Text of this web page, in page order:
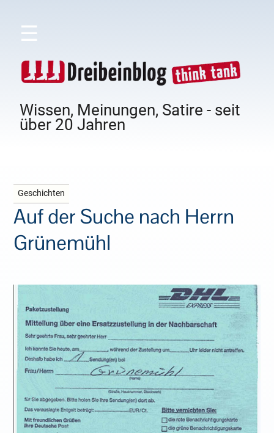
☰
Wissen, Meinungen, Satire - seit
über 20 Jahren
Geschichten
Auf der Suche nach Herrn
Grünemühl